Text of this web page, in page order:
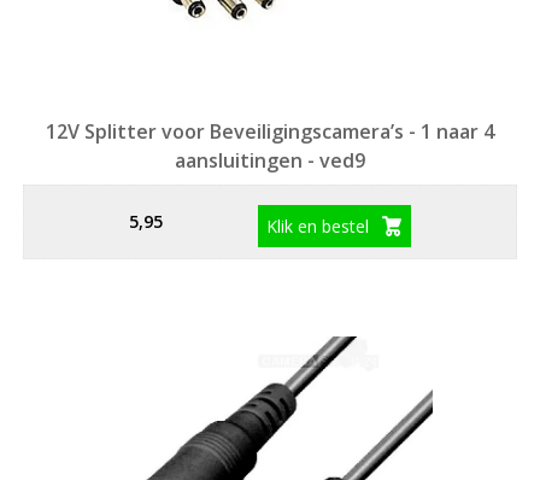
12V Splitter voor Beveiligingscamera’s - 1 naar 4
aansluitingen - ved9
5,95 Klik en bestel